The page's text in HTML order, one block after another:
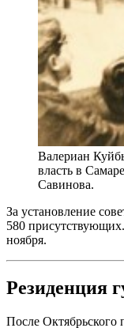
Валериан
власть в
Савинова.
За установление
580
ноября.
Резиденция
После Октябрьского